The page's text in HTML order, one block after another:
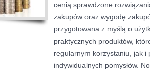
cenią sprawdzone
zakupów oraz wygodę
przygotowana z myślą o
praktycznych produktów,
regularnym korzystaniu, jak i
indywidualnych pomysłów.